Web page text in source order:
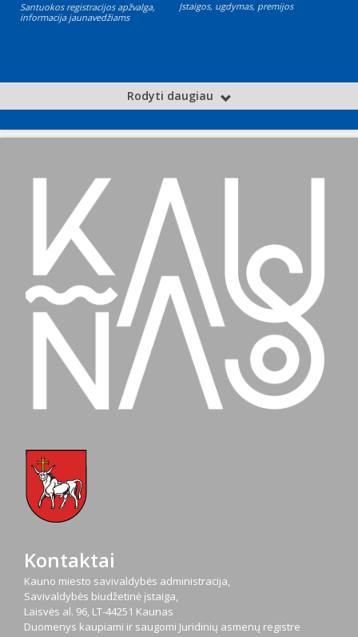
Santuokos registracijos apžvalga,
informacija jaunavedžiams
Įstaigos, ugdymas, premijos
Rodyti daugiau
Kontaktai
Kauno miesto savivaldybės administracija,
Savivaldybės biudžetinė įstaiga,
Laisvės al. 96, LT-44251 Kaunas
Duomenys kaupiami ir saugomi Juridinių asmenų registre